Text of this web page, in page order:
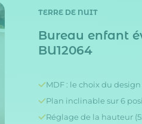
TERRE DE NUIT
Bureau enfant
BU12064
MDF : le choix du
Plan inclinable sur 6
Réglage de la hauteur